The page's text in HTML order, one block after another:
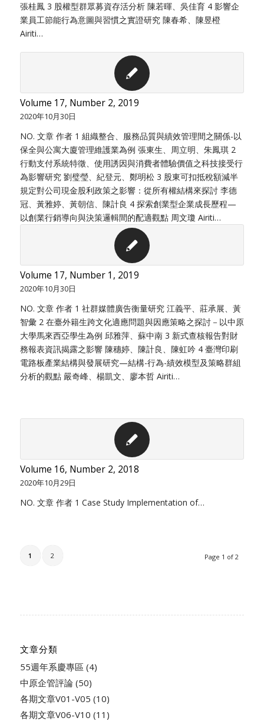
張桂鳳 3 股權型群眾募資存活分析 陳若暉、吳佳育 4 影響企
業員工節能行為意圖與習慣之實證研究 陳春希、陳昱橙
Airiti…
Volume 17, Number 2, 2019
2020年10月30日
NO. 文章 作者 1 組織整合、服務品質與績效管理間之關係-以
保全與公寓大廈管理維護業為例 張東生、周立明、朱鳳琪 2
行動支付系統特徵、使用誘因與消費者體驗價值之科技接受行
為影響研究 劉璧瑩、紀登元、鄭明松 3 股東可扣抵稅額減半
規定對公司現金股利政策之影響：從所有權結構來探討 李德
冠、黃雅婷、黃朝信、陳計良 4 探索創業型企業成長歷程—
以創業行銷導向與決策邏輯間的配適觀點 周文瓊 Airiti…
Volume 17, Number 1, 2019
2020年10月30日
NO. 文章 作者 1 社群媒體廣告衡量研究 江義平、莊承展、黃
智彙 2 在臺外籍生跨文化適應問題與因應策略之探討－以中原
大學馬來西亞學生為例 邱雅萍、蘇中南 3 新式查核報告對財
務報表資訊揭露之影響 陳穗婷、陳計良、陳虹吟 4 臺灣印刷
電路板產業結構與發展研究—結構-行為-績效模型及策略群組
分析的觀點 嚴奇峰、楊凱文、廖本哲 Airiti…
Volume 16, Number 2, 2018
2020年10月29日
NO. 文章 作者 1 Case Study Implementation of…
Page 1 of 2
1 2
文章分類
55週年系慶專區 (4)
中原企管評論(50)
各期文章V01-V05 (10)
各期文章V06-V10 (11)